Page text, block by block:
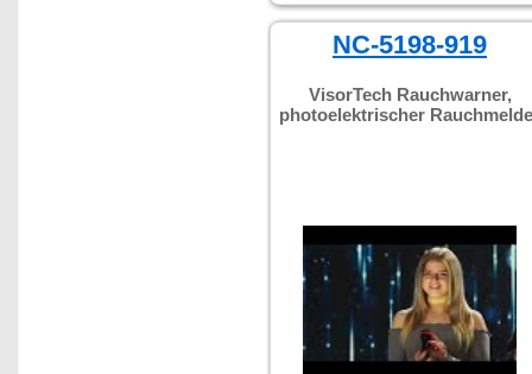
NC-5198-919
VisorTech Rauchwarner,
photoelektrischer